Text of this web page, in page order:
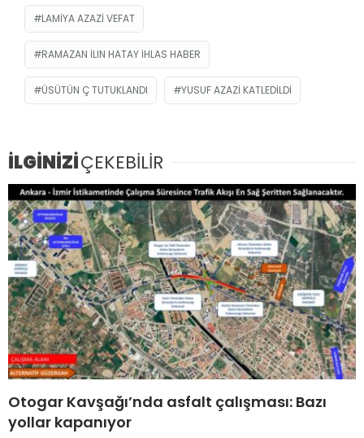
LAMIYA AZAZI VEFAT
RAMAZAN ILIN HATAY IHLAS HABER
ÜSÜTÜN Ç TUTUKLANDI YUSUF AZAZI KATLEDILDI
İLGİNİZİÇEKEBİLİR
Otogar Kavşağı’nda asfalt çalışması: Bazı
yollar kapanıyor